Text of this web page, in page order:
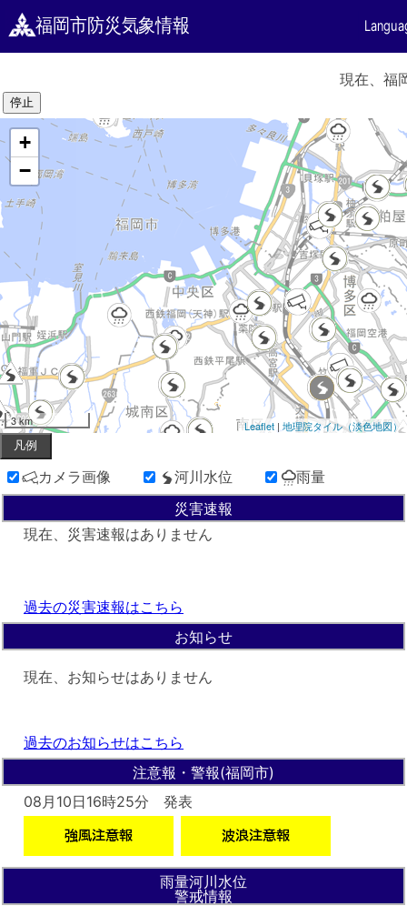
福岡市防災気象情報
現在、福
+
−
3 km Leaflet | 地理院タイル（淡色地図）
凡例
カメラ画像 河川水位
雨量
災害速報
現在、災害速報はありません
過去の災害速報はこちら
お知らせ
現在、お知らせはありません
過去のお知らせはこちら
注意報・警報(福岡市)
08月10日16時25分 発表
雨量河川水位
警戒情報